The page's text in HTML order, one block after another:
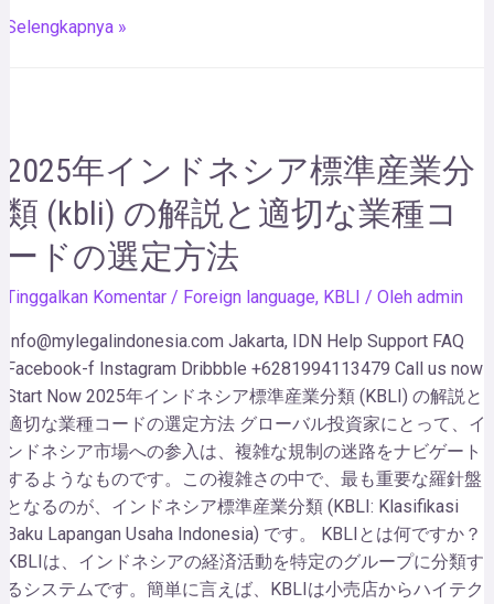
Selengkapnya »
2025年インドネシア標準産業分
類 (kbli) の解説と適切な業種コ
ードの選定方法
Tinggalkan Komentar / Foreign language, KBLI / Oleh admin
Info@mylegalindonesia.com Jakarta, IDN Help Support FAQ
Facebook-f Instagram Dribbble +6281994113479 Call us now!
Start Now 2025年インドネシア標準産業分類 (KBLI) の解説と
適切な業種コードの選定方法 グローバル投資家にとって、イ
ンドネシア市場への参入は、複雑な規制の迷路をナビゲート
するようなものです。この複雑さの中で、最も重要な羅針盤
となるのが、インドネシア標準産業分類 (KBLI: Klasifikasi
Baku Lapangan Usaha Indonesia) です。 KBLIとは何ですか？
KBLIは、インドネシアの経済活動を特定のグループに分類す
るシステムです。簡単に言えば、KBLIは小売店からハイテク